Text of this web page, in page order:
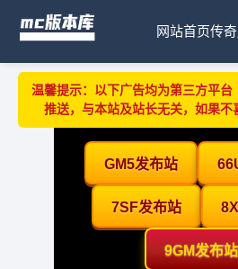
网站首页传
温馨提示：以下广告均为第三方平
推送，与本站及站长无关，如果不